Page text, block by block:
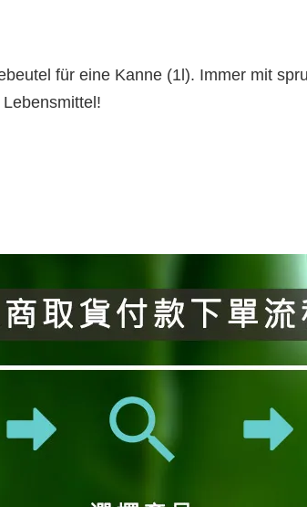
für eine Kanne (1l). Immer mit